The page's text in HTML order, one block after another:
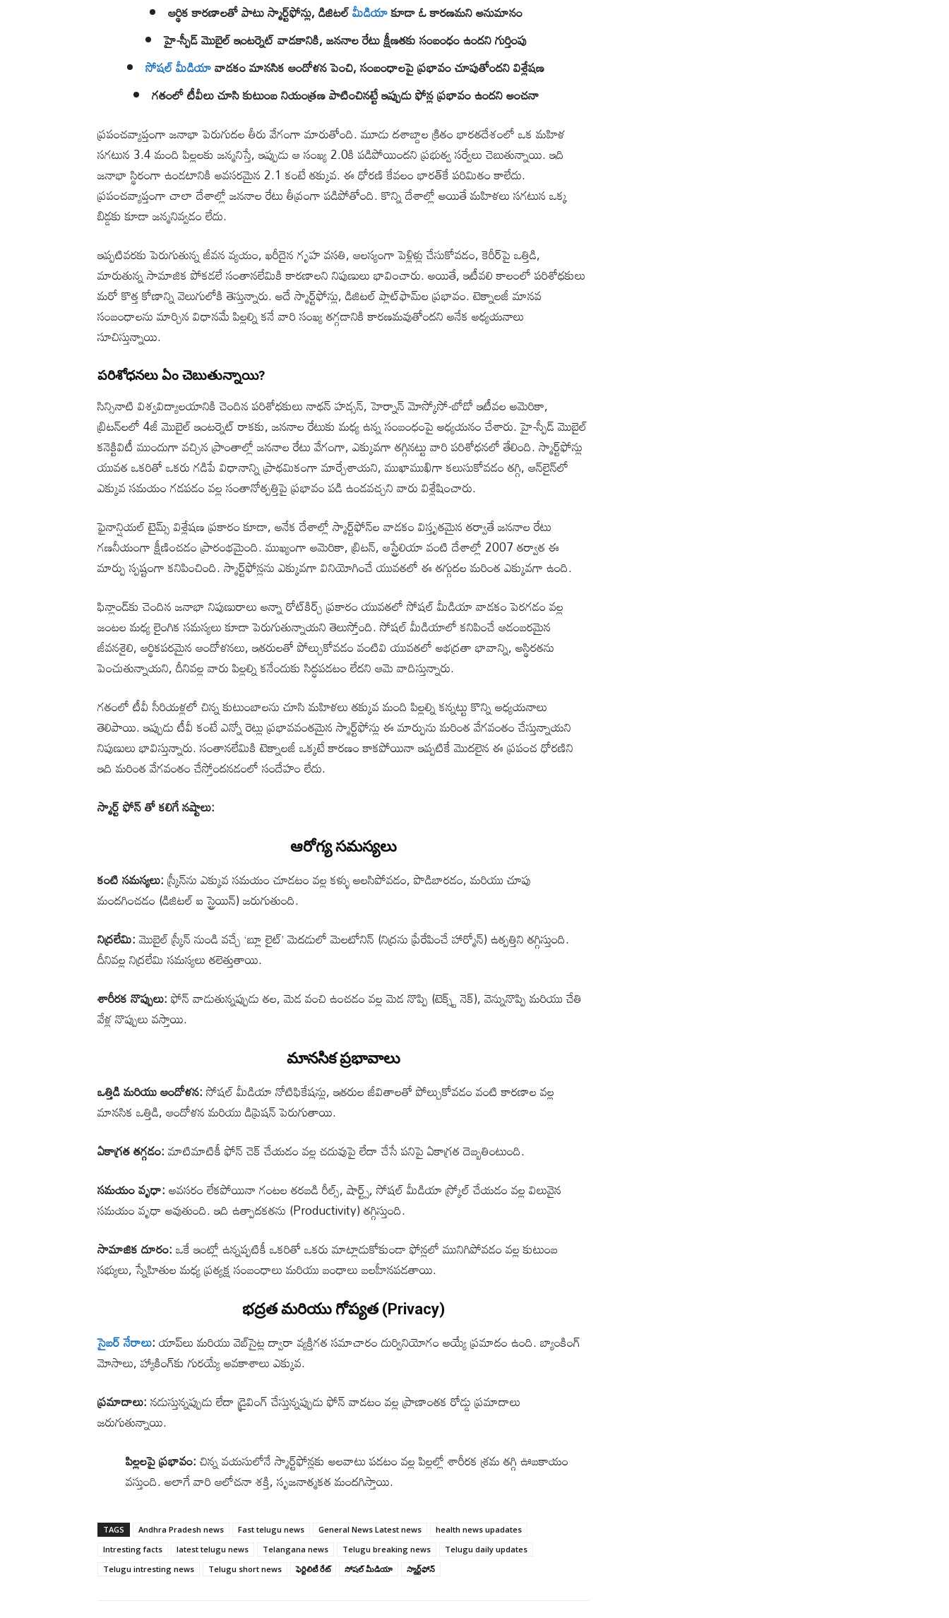
ఆర్థిక కారణాలతో పాటు స్మార్ట్‌ఫోన్లు, డిజిటల్మీడియాకూడా ఓ కారణమని అనుమానం
హై-స్పీడ్ మొబైల్ ఇంటర్నెట్ వాడకానికి, జననాల రేటు క్షీణతకు సంబంధం ఉందని గుర్తింపు
సోషల్ మీడియావాడకం మానసిక ఆందోళన పెంచి, సంబంధాలపై ప్రభావం చూపుతోందని విశ్లేషణ
గతంలో టీవీలు చూసి కుటుంబ నియంత్రణ పాటించినట్టే ఇప్పుడు ఫోన్ల ప్రభావం ఉందని అంచనా
ప్రపంచవ్యాప్తంగా జనాభా పెరుగుదల తీరు వేగంగా మారుతోంది. మూడు దశాబ్దాల క్రితం భారతదేశంలో ఒక మహిళ
సగటున 3.4 మంది పిల్లలకు జన్మనిస్తే, ఇప్పుడు ఆ సంఖ్య 2.0కి పడిపోయిందని ప్రభుత్వ సర్వేలు చెబుతున్నాయి. ఇది
జనాభా స్థిరంగా ఉండటానికి అవసరమైన 2.1 కంటే తక్కువ. ఈ ధోరణి కేవలం భారత్‌కే పరిమితం కాలేదు.
ప్రపంచవ్యాప్తంగా చాలా దేశాల్లో జననాల రేటు తీవ్రంగా పడిపోతోంది. కొన్ని దేశాల్లో అయితే మహిళలు సగటున ఒక్క
బిడ్డకు కూడా జన్మనివ్వడం లేదు.
ఇప్పటివరకు పెరుగుతున్న జీవన వ్యయం, ఖరీదైన గృహ వసతి, ఆలస్యంగా పెళ్లిళ్లు చేసుకోవడం, కెరీర్‌పై ఒత్తిడి,
మారుతున్న సామాజిక పోకడలే సంతానలేమికి కారణాలని నిపుణులు భావించారు. అయితే, ఇటీవలి కాలంలో పరిశోధకులు
మరో కొత్త కోణాన్ని వెలుగులోకి తెస్తున్నారు. అదే స్మార్ట్‌ఫోన్లు, డిజిటల్ ప్లాట్‌ఫామ్‌ల ప్రభావం. టెక్నాలజీ మానవ
సంబంధాలను మార్చిన విధానమే పిల్లల్ని కనే వారి సంఖ్య తగ్గడానికి కారణమవుతోందని అనేక అధ్యయనాలు
సూచిస్తున్నాయి.
పరిశోధనలు ఏం చెబుతున్నాయి?
సిన్సినాటి విశ్వవిద్యాలయానికి చెందిన పరిశోధకులు నాథన్ హడ్సన్, హెర్నాన్ మోస్కోసో-బోడో ఇటీవల అమెరికా,
బ్రిటన్‌లలో 4జీ మొబైల్ ఇంటర్నెట్ రాకకు, జననాల రేటుకు మధ్య ఉన్న సంబంధంపై అధ్యయనం చేశారు. హై-స్పీడ్ మొబైల్
కనెక్టివిటీ ముందుగా వచ్చిన ప్రాంతాల్లో జననాల రేటు వేగంగా, ఎక్కువగా తగ్గినట్టు వారి పరిశోధనలో తేలింది. స్మార్ట్‌ఫోన్లు
యువత ఒకరితో ఒకరు గడిపే విధానాన్ని ప్రాథమికంగా మార్చేశాయని, ముఖాముఖిగా కలుసుకోవడం తగ్గి, ఆన్‌లైన్‌లో
ఎక్కువ సమయం గడపడం వల్ల సంతానోత్పత్తిపై ప్రభావం పడి ఉండవచ్చని వారు విశ్లేషించారు.
ఫైనాన్షియల్ టైమ్స్ విశ్లేషణ ప్రకారం కూడా, అనేక దేశాల్లో స్మార్ట్‌ఫోన్‌ల వాడకం విస్తృతమైన తర్వాతే జననాల రేటు
గణనీయంగా క్షీణించడం ప్రారంభమైంది. ముఖ్యంగా అమెరికా, బ్రిటన్, ఆస్ట్రేలియా వంటి దేశాల్లో 2007 తర్వాత ఈ
మార్పు స్పష్టంగా కనిపించింది. స్మార్ట్‌ఫోన్లను ఎక్కువగా వినియోగించే యువతలో ఈ తగ్గుదల మరింత ఎక్కువగా ఉంది.
ఫిన్లాండ్‌కు చెందిన జనాభా నిపుణురాలు అన్నా రోట్‌కిర్చ్ ప్రకారం యువతలో సోషల్ మీడియా వాడకం పెరగడం వల్ల
జంటల మధ్య లైంగిక సమస్యలు కూడా పెరుగుతున్నాయని తెలుస్తోంది. సోషల్ మీడియాలో కనిపించే ఆడంబరమైన
జీవనశైలి, ఆర్థికపరమైన ఆందోళనలు, ఇతరులతో పోల్చుకోవడం వంటివి యువతలో అభద్రతా భావాన్ని, అస్థిరతను
పెంచుతున్నాయని, దీనివల్ల వారు పిల్లల్ని కనేందుకు సిద్ధపడటం లేదని ఆమె వాదిస్తున్నారు.
గతంలో టీవీ సీరియళ్లలో చిన్న కుటుంబాలను చూసి మహిళలు తక్కువ మంది పిల్లల్ని కన్నట్టు కొన్ని అధ్యయనాలు
తెలిపాయి. ఇప్పుడు టీవీ కంటే ఎన్నో రెట్లు ప్రభావవంతమైన స్మార్ట్‌ఫోన్లు ఈ మార్పును మరింత వేగవంతం చేస్తున్నాయని
నిపుణులు భావిస్తున్నారు. సంతానలేమికి టెక్నాలజీ ఒక్కటే కారణం కాకపోయినా ఇప్పటికే మొదలైన ఈ ప్రపంచ ధోరణిని
ఇది మరింత వేగవంతం చేస్తోందనడంలో సందేహం లేదు.
స్మార్ట్ ఫోన్ తో కలిగే నష్టాలు:
ఆరోగ్య సమస్యలు
కంటి సమస్యలు:స్క్రీన్‌ను ఎక్కువ సమయం చూడటం వల్ల కళ్ళు అలసిపోవడం, పొడిబారడం, మరియు చూపు
మందగించడం (డిజిటల్ ఐ స్ట్రెయిన్) జరుగుతుంది.
నిద్రలేమి:మొబైల్ స్క్రీన్ నుండి వచ్చే ‘బ్లూ లైట్’ మెదడులో మెలటోనిన్ (నిద్రను ప్రేరేపించే హార్మోన్) ఉత్పత్తిని తగ్గిస్తుంది.
దీనివల్ల నిద్రలేమి సమస్యలు తలెత్తుతాయి.
శారీరక నొప్పులు:ఫోన్ వాడుతున్నప్పుడు తల, మెడ వంచి ఉంచడం వల్ల మెడ నొప్పి (టెక్స్ట్ నెక్), వెన్నునొప్పి మరియు చేతి
వేళ్ల నొప్పులు వస్తాయి.
మానసిక ప్రభావాలు
ఒత్తిడి మరియు ఆందోళన:సోషల్ మీడియా నోటిఫికేషన్లు, ఇతరుల జీవితాలతో పోల్చుకోవడం వంటి కారణాల వల్ల
మానసిక ఒత్తిడి, ఆందోళన మరియు డిప్రెషన్ పెరుగుతాయి.
ఏకాగ్రత తగ్గడం:మాటిమాటికీ ఫోన్ చెక్ చేయడం వల్ల చదువుపై లేదా చేసే పనిపై ఏకాగ్రత దెబ్బతింటుంది.
సమయం వృధా:అవసరం లేకపోయినా గంటల తరబడి రీల్స్, షార్ట్స్, సోషల్ మీడియా స్క్రోల్ చేయడం వల్ల విలువైన
సమయం వృధా అవుతుంది. ఇది ఉత్పాదకతను (Productivity) తగ్గిస్తుంది.
సామాజిక దూరం:ఒకే ఇంట్లో ఉన్నప్పటికీ ఒకరితో ఒకరు మాట్లాడుకోకుండా ఫోన్లలో మునిగిపోవడం వల్ల కుటుంబ
సభ్యులు, స్నేహితుల మధ్య ప్రత్యక్ష సంబంధాలు మరియు బంధాలు బలహీనపడతాయి.
భద్రత మరియు గోప్యత (Privacy)
సైబర్ నేరాలు:యాప్‌లు మరియు వెబ్‌సైట్ల ద్వారా వ్యక్తిగత సమాచారం దుర్వినియోగం అయ్యే ప్రమాదం ఉంది. బ్యాంకింగ్
మోసాలు, హ్యాకింగ్‌కు గురయ్యే అవకాశాలు ఎక్కువ.
ప్రమాదాలు:నడుస్తున్నప్పుడు లేదా డ్రైవింగ్ చేస్తున్నప్పుడు ఫోన్ వాడటం వల్ల ప్రాణాంతక రోడ్డు ప్రమాదాలు
జరుగుతున్నాయి.
పిల్లలపై ప్రభావం:చిన్న వయసులోనే స్మార్ట్‌ఫోన్లకు అలవాటు పడటం వల్ల పిల్లల్లో శారీరక శ్రమ తగ్గి ఊబకాయం
వస్తుంది. అలాగే వారి ఆలోచనా శక్తి, సృజనాత్మకత మందగిస్తాయి.
TAGS Andhra Pradesh news Fast telugu news General News Latest news
health news upadates
Intresting facts
latest telugu news Telangana news Telugu breaking news
Telugu daily updates
Telugu intresting news
Telugu short news ఫెర్టిలిటీ రేట్ సోషల్ మీడియా స్మార్ట్‌ఫోన్